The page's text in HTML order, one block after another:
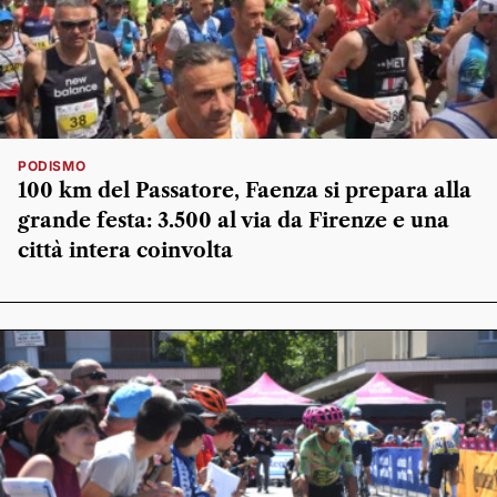
PODISMO
100 km del Passatore, Faenza si prepara alla
grande festa: 3.500 al via da Firenze e una
città intera coinvolta